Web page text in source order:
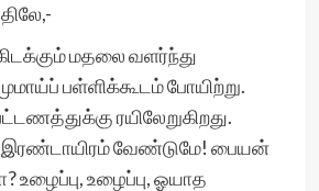
மதலை வளர்ந்து
பள்ளிக்கூடம் போயிற்று.
ரயிலேறுகிறது.
இரண்டாயிரம் வேண்டுமே! பையன்
உழைப்பு, உழைப்பு, ஓயாத